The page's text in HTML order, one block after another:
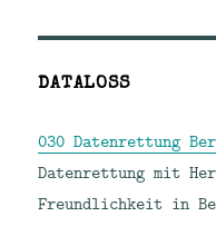
DATALOSS
030 Datenrettung
Datenrettung mit
Freundlichkeit in